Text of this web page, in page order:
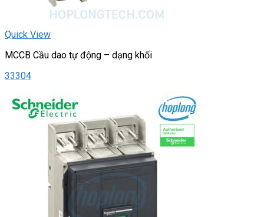
Quick View
MCCB Cầu dao tự động – dạng khối
33304